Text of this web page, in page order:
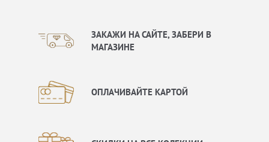
ЗАКАЖИ НА САЙТЕ, ЗАБЕРИ В
МАГАЗИНЕ
ОПЛАЧИВАЙТЕ КАРТОЙ